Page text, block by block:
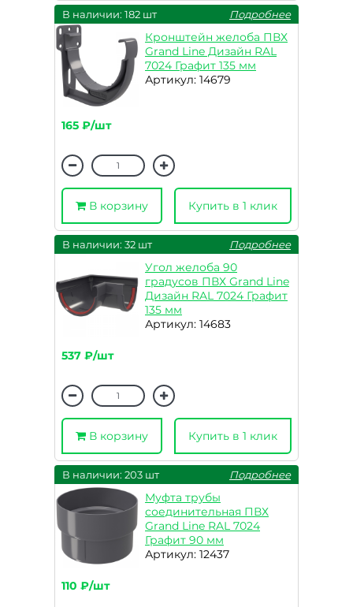
В наличии: 182 шт Подробнее
Кронштейн желоба ПВХ
Grand Line Дизайн RAL
7024 Графит 135 мм
Артикул: 14679
165 ₽/шт
В корзину Купить в 1 клик
В наличии: 32 шт Подробнее
Угол желоба 90
градусов ПВХ Grand Line
Дизайн RAL 7024 Графит
135 мм
Артикул: 14683
537 ₽/шт
В корзину Купить в 1 клик
В наличии: 203 шт Подробнее
Муфта трубы
соединительная ПВХ
Grand Line RAL 7024
Графит 90 мм
Артикул: 12437
110 ₽/шт